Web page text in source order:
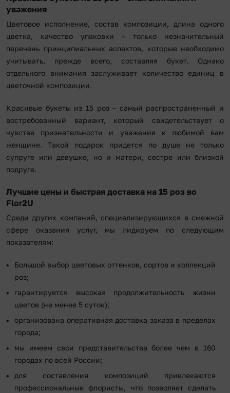
уважения
Цветовое исполнение, состав композиции, длина одного
цветка, качество упаковки – только незначительный
перечень принципиальных аспектов, которые необходимо
учитывать, прежде всего, составляя букет. Однако
отдельного внимания заслуживает количество единиц в
цветочной композиции.
Красивые букеты из 15 роз – самый распространенный и
востребованный вариант, который свидетельствует о
чувстве признательности и уважения к любимой вам
женщине. Такой подарок придется по душе не только
супруге или девушке, но и матери, сестре или близкой
подруге.
Лучшие цены и быстрая доставка на 15 роз во
Flor2U
Среди других компаний, специализирующихся в смежной
сфере оказания услуг, мы лидируем по следующим
показателям:
Большой выбор цветовых оттенков, сортов и коллекций
роз;
гарантируется высокая продолжительность жизни
цветов (не менее 5 суток);
организована оперативная доставка заказа в пределах
города;
мы имеем свои представительства более чем в 160
городах по всей России;
для составления композиций привлекаются
профессиональные флористы, что позволяет сделать